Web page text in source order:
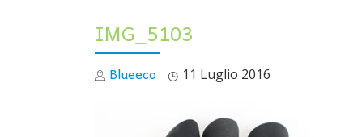
IMG_5103
Blueeco 11 Luglio 2016